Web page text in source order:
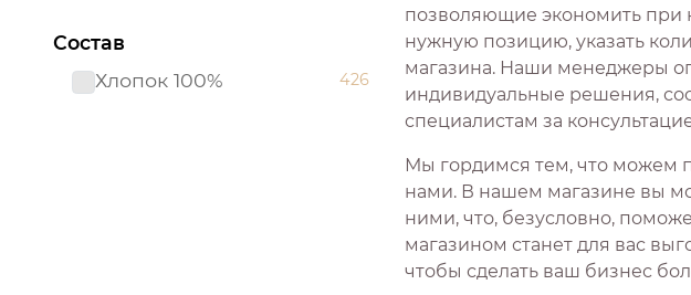
Новый год
Перья 1
Состав
Хлопок 100%
426
позволяющие экономить при
нужную позицию, указать
магазина. Наши менеджеры
индивидуальные решения,
специалистам за
Мы гордимся тем, что можем
нами. В нашем магазине вы
ними, что, безусловно,
магазином станет для вас
чтобы сделать ваш бизнес